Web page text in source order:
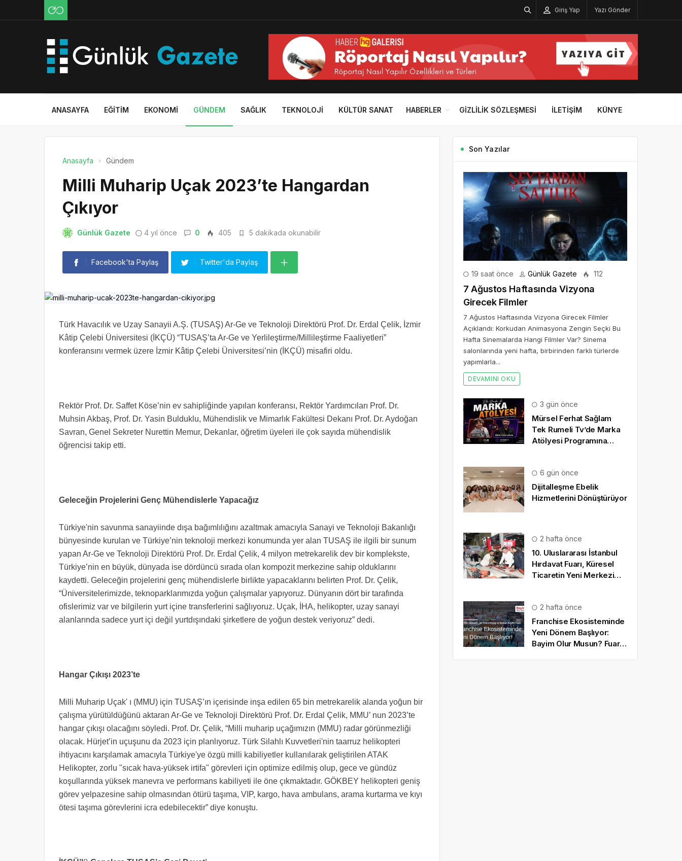
Giriş Yap Yazı Gönder
ANASAYFA EĞITIM EKONOMI GÜNDEM SAĞLIK TEKNOLOJI KÜLTÜR SANAT HABERLER GIZLILIK SÖZLEŞMESI İLETIŞIM KÜNYE
Anasayfa Gündem
Milli Muharip Uçak 2023’te Hangardan
Çıkıyor
Günlük Gazete 4 yıl önce 0 405 5 dakikada okunabilir
Facebook'ta Paylaş Twitter'da Paylaş
Türk Havacılık ve Uzay Sanayii A.Ş. (TUSAŞ) Ar-Ge ve Teknoloji Direktörü Prof. Dr. Erdal Çelik, İzmir
Kâtip Çelebi Üniversitesi (İKÇÜ) “TUSAŞ’ta Ar-Ge ve Yerlileştirme/Millileştirme Faaliyetleri”
konferansını vermek üzere İzmir Kâtip Çelebi Üniversitesi’nin (İKÇÜ) misafiri oldu.
Rektör Prof. Dr. Saffet Köse’nin ev sahipliğinde yapılan konferansı, Rektör Yardımcıları Prof. Dr.
Muhsin Akbaş, Prof. Dr. Yasin Bulduklu, Mühendislik ve Mimarlık Fakültesi Dekanı Prof. Dr. Aydoğan
Savran, Genel Sekreter Nurettin Memur, Dekanlar, öğretim üyeleri ile çok sayıda mühendislik
öğrencisi takip etti.
Geleceğin Projelerini Genç Mühendislerle Yapacağız
Türkiye'nin savunma sanayiinde dışa bağımlılığını azaltmak amacıyla Sanayi ve Teknoloji Bakanlığı
bünyesinde kurulan ve Türkiye’nin teknoloji merkezi konumunda yer alan TUSAŞ ile ilgili bir sunum
yapan Ar-Ge ve Teknoloji Direktörü Prof. Dr. Erdal Çelik, 4 milyon metrekarelik dev bir komplekste,
Türkiye’nin en büyük, dünyada ise dördüncü sırada olan kompozit merkezine sahip olduklarını
kaydetti. Geleceğin projelerini genç mühendislerle birlikte yapacaklarını belirten Prof. Dr. Çelik,
“Üniversitelerimizde, teknoparklarımızda yoğun çalışmalar yapıyoruz. Dünyanın dört bir tarafında
ofislerimiz var ve bilgilerin yurt içine transferlerini sağlıyoruz. Uçak, İHA, helikopter, uzay sanayi
alanlarında sadece yurt içi değil yurtdışındaki şirketlere de yoğun destek veriyoruz” dedi.
Hangar Çıkışı 2023’te
Milli Muharip Uçak' ı (MMU) için TUSAŞ’ın içerisinde inşa edilen 65 bin metrekarelik alanda yoğun bir
çalışma yürütüldüğünü aktaran Ar-Ge ve Teknoloji Direktörü Prof. Dr. Erdal Çelik, MMU’ nun 2023’te
hangar çıkışı olacağını söyledi. Prof. Dr. Çelik, “Milli muharip uçağımızın (MMU) radar görünmezliği
olacak. Hürjet’in uçuşunu da 2023 için planlıyoruz. Türk Silahlı Kuvvetleri'nin taarruz helikopteri
ihtiyacını karşılamak amacıyla Türkiye'ye özgü milli kabiliyetler kullanılarak geliştirilen ATAK
Helikopter, zorlu "sıcak hava-yüksek irtifa" görevleri için optimize edilmiş olup, gece ve gündüz
koşullarında yüksek manevra ve performans kabiliyeti ile öne çıkmaktadır. GÖKBEY helikopteri geniş
görev yelpazesine sahip olmasından ötürü taşıma, VIP, kargo, hava ambulans, arama kurtarma ve kıyı
ötesi taşıma görevlerini icra edebilecektir” diye konuştu.
Son Yazılar
19 saat önce Günlük Gazete 112
7 Ağustos Haftasında Vizyona
Girecek Filmler
7 Ağustos Haftasında Vizyona Girecek Filmler
Açıklandı: Korkudan Animasyona Zengin Seçki Bu
Hafta Sinemalarda Hangi Filmler Var? Sinema
salonlarında yeni hafta, birbirinden farklı türlerde
yapımlarla...
DEVAMINI OKU
3 gün önce
Mürsel Ferhat Sağlam
Tek Rumeli Tv’de Marka
Atölyesi Programına
6 gün önce
Dijitalleşme Ebelik
Hizmetlerini Dönüştürüyor
2 hafta önce
10. Uluslararası İstanbul
Hırdavat Fuarı, Küresel
Ticaretin Yeni Merkezi
2 hafta önce
Franchise Ekosisteminde
Yeni Dönem Başlıyor:
Bayim Olur Musun? Fuarı